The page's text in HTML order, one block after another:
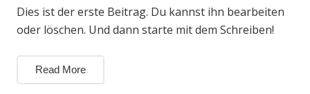
Dies ist der erste Beitrag. Du kannst ihn bearbeiten
oder löschen. Und dann starte mit dem Schreiben!
Read More